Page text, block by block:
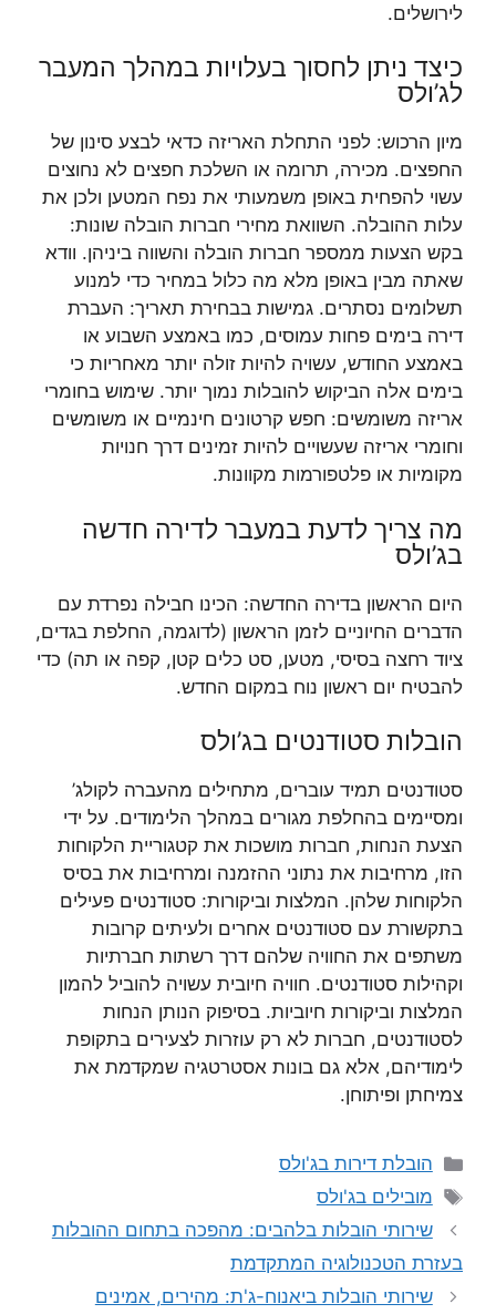
לירושלים.
כיצד ניתן לחסוך בעלויות במהלך המעבר
לג’ולס
מיון הרכוש: לפני התחלת האריזה כדאי לבצע סינון של
החפצים. מכירה, תרומה או השלכת חפצים לא נחוצים
עשוי להפחית באופן משמעותי את נפח המטען ולכן את
עלות ההובלה. השוואת מחירי חברות הובלה שונות:
בקש הצעות ממספר חברות הובלה והשווה ביניהן. וודא
שאתה מבין באופן מלא מה כלול במחיר כדי למנוע
תשלומים נסתרים. גמישות בבחירת תאריך: העברת
דירה בימים פחות עמוסים, כמו באמצע השבוע או
באמצע החודש, עשויה להיות זולה יותר מאחריות כי
בימים אלה הביקוש להובלות נמוך יותר. שימוש בחומרי
אריזה משומשים: חפש קרטונים חינמיים או משומשים
וחומרי אריזה שעשויים להיות זמינים דרך חנויות
מקומיות או פלטפורמות מקוונות.
מה צריך לדעת במעבר לדירה חדשה
בג’ולס
היום הראשון בדירה החדשה: הכינו חבילה נפרדת עם
הדברים החיוניים לזמן הראשון (לדוגמה, החלפת בגדים,
ציוד רחצה בסיסי, מטען, סט כלים קטן, קפה או תה) כדי
להבטיח יום ראשון נוח במקום החדש.
הובלות סטודנטים בג’ולס
סטודנטים תמיד עוברים, מתחילים מהעברה לקולג’
ומסיימים בהחלפת מגורים במהלך הלימודים. על ידי
הצעת הנחות, חברות מושכות את קטגוריית הלקוחות
הזו, מרחיבות את נתוני ההזמנה ומרחיבות את בסיס
הלקוחות שלהן. המלצות וביקורות: סטודנטים פעילים
בתקשורת עם סטודנטים אחרים ולעיתים קרובות
משתפים את החוויה שלהם דרך רשתות חברתיות
וקהילות סטודנטים. חוויה חיובית עשויה להוביל להמון
המלצות וביקורות חיוביות. בסיפוק הנותן הנחות
לסטודנטים, חברות לא רק עוזרות לצעירים בתקופת
לימודיהם, אלא גם בונות אסטרטגיה שמקדמת את
צמיחתן ופיתוחן.
קטגוריות
הובלת דירות בג'ולס
תגיות
מובילים בג'ולס
שירותי הובלות בלהבים: מהפכה בתחום ההובלות
בעזרת הטכנולוגיה המתקדמת
שירותי הובלות ביאנוח-ג'ת: מהירים, אמינים